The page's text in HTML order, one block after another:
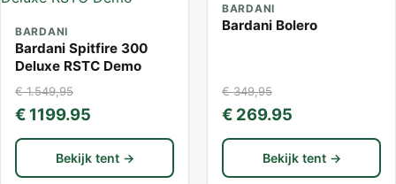
BARDANI
Bardani Spitfire 300
Deluxe RSTC Demo
€ 1.549,95
€ 1199.95
Bekijk tent →
BARDANI
Bardani Bolero
€ 349,95
€ 269.95
Bekijk tent →